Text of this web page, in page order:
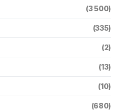
(3 500)
(335)
(2)
(13)
(10)
(680)